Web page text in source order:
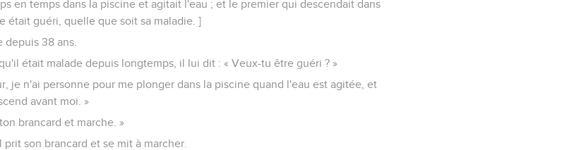
en temps dans la piscine et agitait l'eau ; et le premier qui descendait dans
était guéri, quelle que soit sa maladie. ]
depuis 38 ans.
était malade depuis longtemps, il lui dit : « Veux-tu être guéri ? »
je n'ai personne pour me plonger dans la piscine quand l'eau est agitée, et
avant moi. »
brancard et marche. »
son brancard et se mit à marcher.